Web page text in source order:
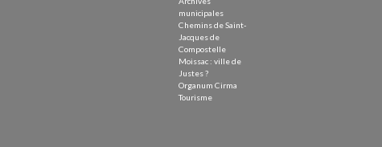
municipales
Chemins de Saint-
Jacques de
Compostelle
Moissac : ville de
Justes ?
Organum Cirma
Tourisme